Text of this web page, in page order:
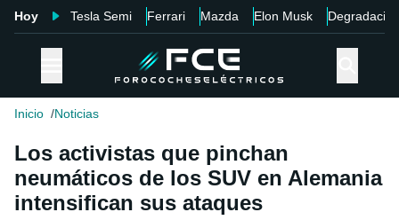
Hoy Tesla Semi Ferrari Mazda Elon Musk Degradación
Inicio Noticias
Los activistas que pinchan
neumáticos de los SUV en Alemania
intensifican sus ataques